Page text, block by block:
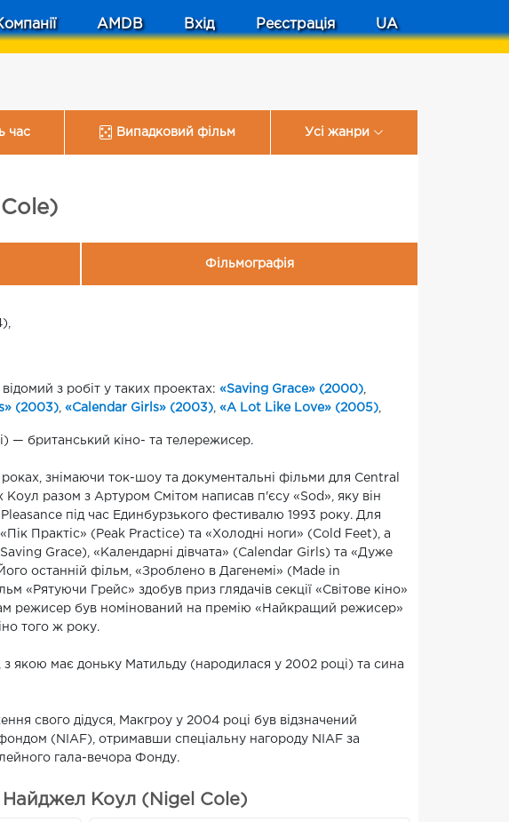
AMDB Вхід Реєстрація UA
час Випадковий фільм Усі жанри
Фільмографія
з робіт у таких проектах: «Saving Grace» (2000)
(2003) «Calendar Girls» (2003) «A Lot Like Love» (2005)
— британський кіно- та телережисер.
знімаючи ток-шоу та документальні фільми для Central
разом з Артуром Смітом написав п'єсу «Sod», яку він
під час Единбурзького фестивалю 1993 року. Для
«Пік Практіс» (Peak Practice) та «Холодні ноги» (Cold Feet), а
Grace), «Календарні дівчата» (Calendar Girls) та «Дуже
останній фільм, «Зроблено в Дагенемі» (Made in
«Рятуючи Грейс» здобув приз глядачів секції «Світове кіно»
режисер був номінований на премію «Найкращий режисер»
того ж року.
з якою має доньку Матильду (народилася у 2002 році) та сина
свого дідуся, Макгроу у 2004 році був відзначений
(NIAF), отримавши спеціальну нагороду NIAF за
гала-вечора Фонду.
Найджел Коул (Nigel Cole)